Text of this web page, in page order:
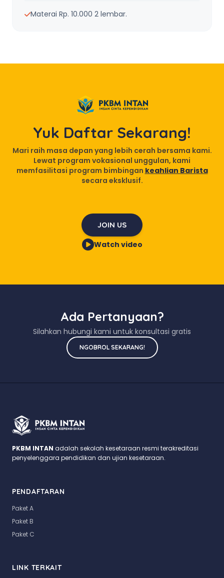
Materai Rp. 10.000 2 lembar.
Yuk Daftar Sekarang!
Mari raih masa depan yang lebih cerah bersama kami.
Lewat program vokasional unggulan, kami
memfasilitasi program bimbingan keahlian Barista
secara eksklusif.
JOIN US
Watch video
Ada Pertanyaan?
Silahkan hubungi kami untuk konsultasi gratis
NGOBROL SEKARANG!
PKBM INTAN adalah sekolah kesetaraan resmi terakreditasi
penyelenggara pendidikan dan ujian kesetaraan.
PENDAFTARAN
Paket A
Paket B
Paket C
LINK TERKAIT